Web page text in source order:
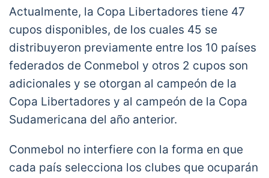
Actualmente, la Copa Libertadores tiene 47
cupos disponibles, de los cuales 45 se
distribuyeron previamente entre los 10 países
federados de Conmebol y otros 2 cupos son
adicionales y se otorgan al campeón de la
Copa Libertadores y al campeón de la Copa
Sudamericana del año anterior.
Conmebol no interfiere con la forma en que
cada país selecciona los clubes que ocuparán